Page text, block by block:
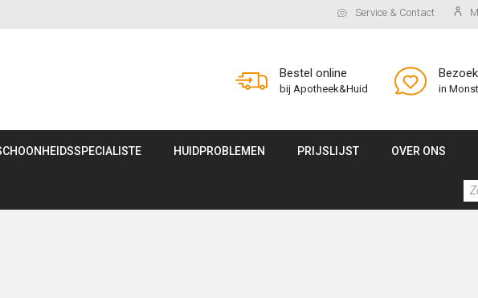
Service & Contact
Bestel online
bij Apotheek&Huid in
HUIDPROBLEMEN PRIJSLIJST OVER ONS